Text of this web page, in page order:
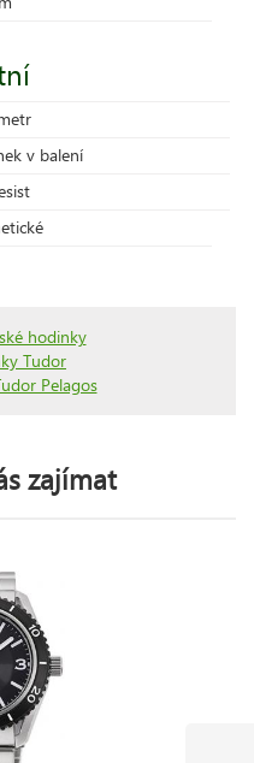
v balení
hodinky
Tudor
Pelagos
zajímat